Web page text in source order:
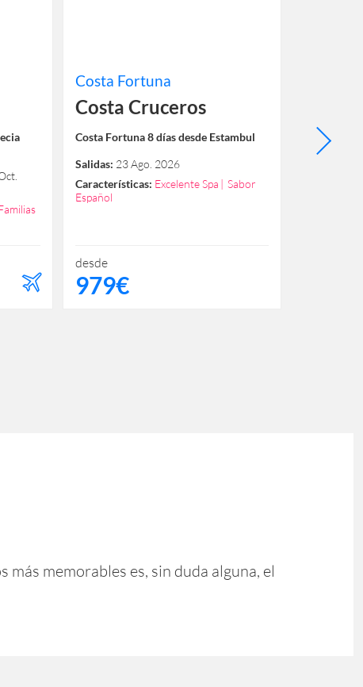
Costa Fortuna
Costa Cruceros
Costa Fortuna 8 días desde Estambul
Salidas: 23 Ago. 2026
Características: Excelente Spa
Sabor
Español
desde
979€
MSC
memorables es, sin duda alguna, el